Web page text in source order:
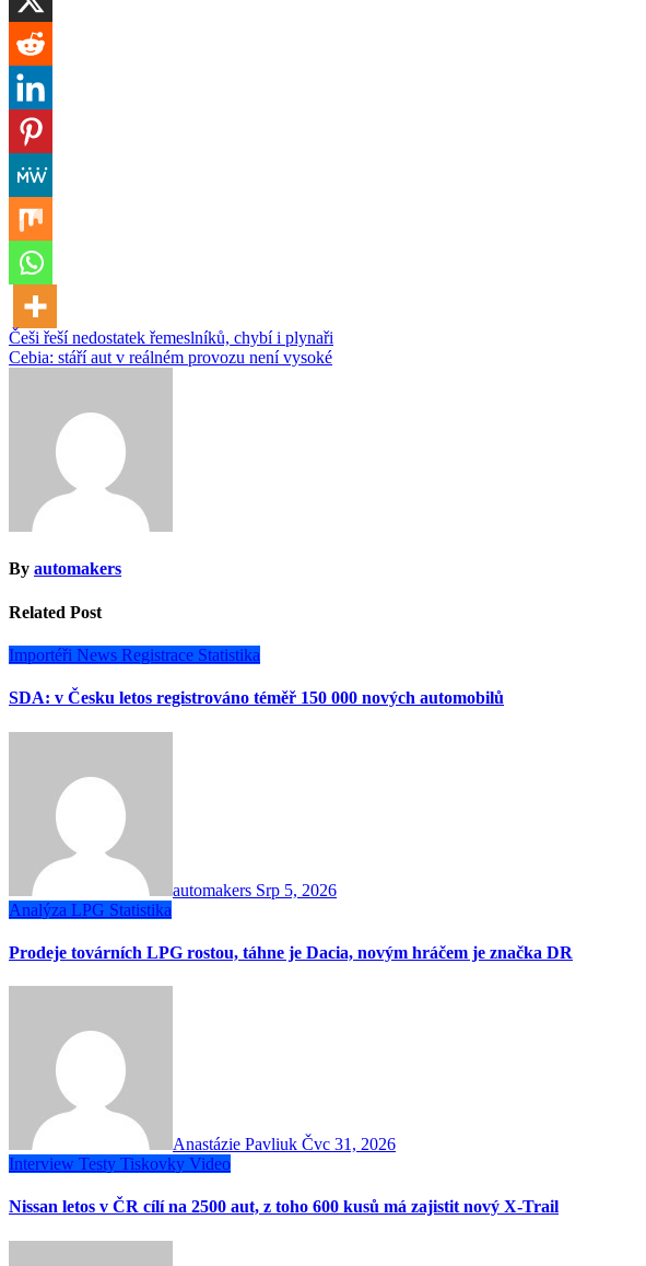
Navigace
pro
Češi řeší nedostatek řemeslníků, chybí i plynaři
Cebia: stáří aut v reálném provozu není vysoké
By automakers
Related Post
Importéři News Registrace Statistika
SDA: v Česku letos registrováno téměř 150 000 nových automobilů
automakers Srp 5, 2026
Analýza LPG Statistika
Prodeje továrních LPG rostou, táhne je Dacia, novým hráčem je značka DR
Anastázie Pavliuk Čvc 31, 2026
Interview Testy Tiskovky Video
Nissan letos v ČR cílí na 2500 aut, z toho 600 kusů má zajistit nový X-Trail